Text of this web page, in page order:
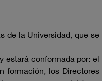
de la Universidad, que
conformada por: el
formación, los